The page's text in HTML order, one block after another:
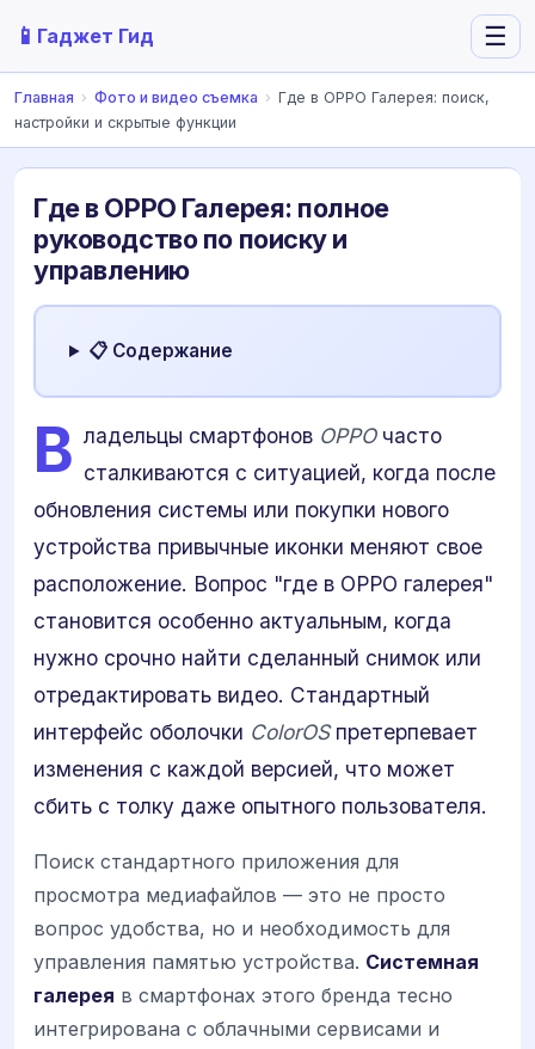
📱 Гаджет Гид ☰
Главная › Фото и видео съемка › Где в OPPO Галерея: поиск,
настройки и скрытые функции
Где в OPPO Галерея: полное
руководство по поиску и
управлению
📋 Содержание
В ладельцы смартфонов OPPOчасто
сталкиваются с ситуацией, когда после
обновления системы или покупки нового
устройства привычные иконки меняют свое
расположение. Вопрос "где в OPPO галерея"
становится особенно актуальным, когда
нужно срочно найти сделанный снимок или
отредактировать видео. Стандартный
интерфейс оболочки ColorOSпретерпевает
изменения с каждой версией, что может
сбить с толку даже опытного пользователя.
Поиск стандартного приложения для
просмотра медиафайлов — это не просто
вопрос удобства, но и необходимость для
управления памятью устройства. Системная
галерея в смартфонах этого бренда тесно
интегрирована с облачными сервисами и